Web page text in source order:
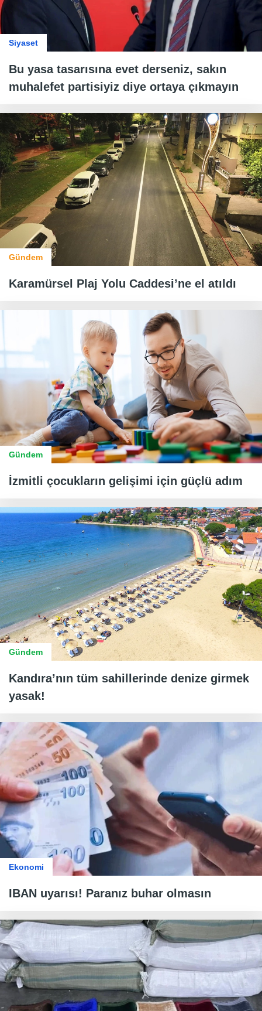
Siyaset
Bu yasa tasarısına evet derseniz, sakın
muhalefet partisiyiz diye ortaya çıkmayın
Gündem
Karamürsel Plaj Yolu Caddesi’ne el atıldı
Gündem
İzmitli çocukların gelişimi için güçlü adım
Gündem
Kandıra’nın tüm sahillerinde denize girmek
yasak!
Ekonomi
IBAN uyarısı! Paranız buhar olmasın